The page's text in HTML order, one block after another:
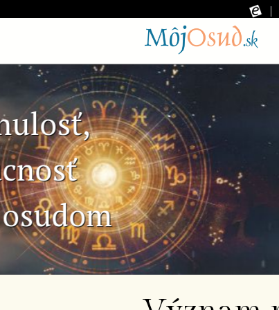
Predchádzajúca snímka